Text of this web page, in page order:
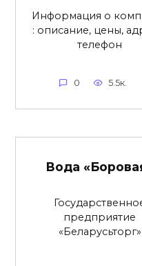
Информация о
: описание, цены,
телефон
0 5.5к.
Вода
предприятие
«Беларусьторг»